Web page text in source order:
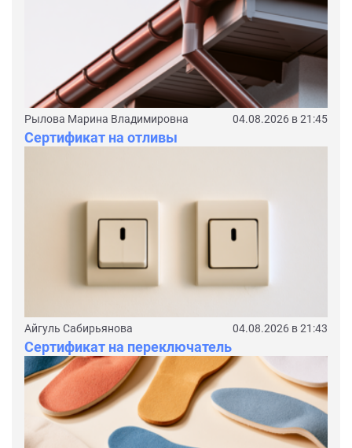
Рылова Марина Владимировна 04.08.2026 в 21:45
Сертификат на отливы
Айгуль Сабирьянова 04.08.2026 в 21:43
Сертификат на переключатель